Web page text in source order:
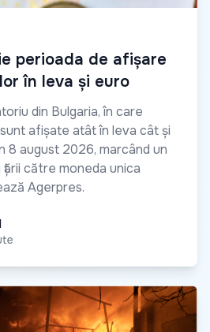
perioada de afișare
în leva și euro
din Bulgaria, în care
afișate atât în leva cât și
8 august 2026, marcând un
către moneda unica
Agerpres.